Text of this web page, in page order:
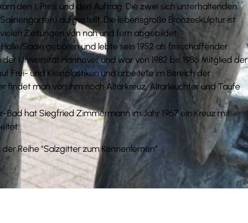
den 1. Preis und den Auftrag. Die zwei sich unterhaltenden
aufgestellt. Die lebensgroße Bronzeskulptur ist
Zeitungen von nah und fern abgebildet.
Saale geboren und lebte sein 1952 als freischaffender
Universität Hannover und war von 1982 bis 1986 Mitglied der
Frei- und Kleinplastiken und arbeitete im Bereich der
findet man von ihm noch Altarkreuz, Altarleuchter und Taufe
Bad hat Siegfried Zimmermann im Jahr 1967 ein Kreuz mit
Reihe "Salzgitter zum Kennenlernen"